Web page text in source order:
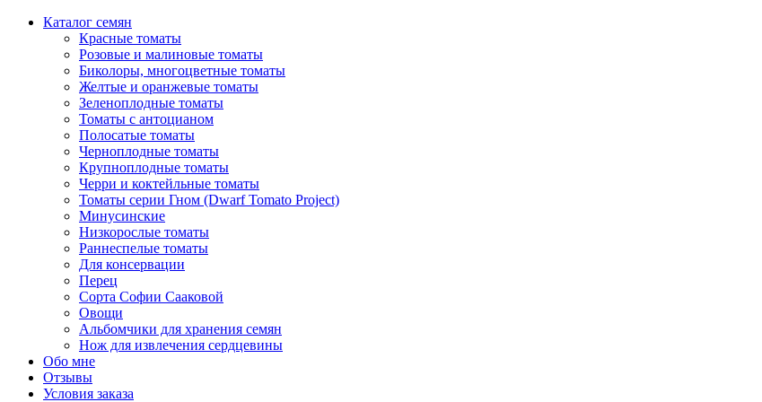
Каталог семян
Красные томаты
Розовые и малиновые томаты
Биколоры, многоцветные томаты
Желтые и оранжевые томаты
Зеленоплодные томаты
Томаты с антоцианом
Полосатые томаты
Черноплодные томаты
Крупноплодные томаты
Черри и коктейльные томаты
Томаты серии Гном (Dwarf Tomato Project)
Минусинские
Низкорослые томаты
Раннеспелые томаты
Для консервации
Перец
Сорта Софии Сааковой
Овощи
Альбомчики для хранения семян
Нож для извлечения сердцевины
Обо мне
Отзывы
Условия заказа